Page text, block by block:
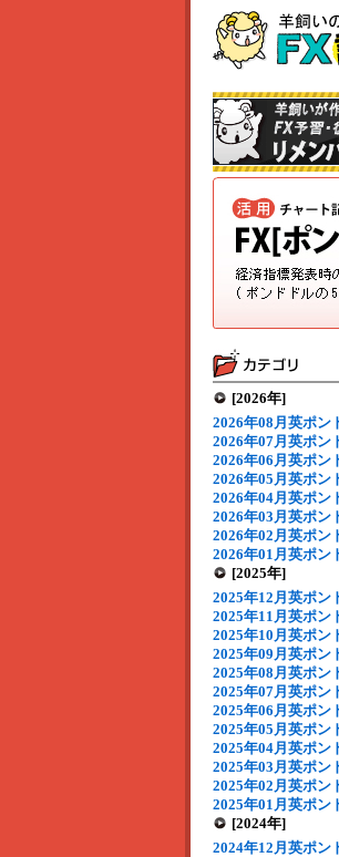
[2026年]
2026年08月英ポン
2026年07月英ポン
2026年06月英ポン
2026年05月英ポン
2026年04月英ポン
2026年03月英ポン
2026年02月英ポン
2026年01月英ポン
[2025年]
2025年12月英ポン
2025年11月英ポン
2025年10月英ポン
2025年09月英ポン
2025年08月英ポン
2025年07月英ポン
2025年06月英ポン
2025年05月英ポン
2025年04月英ポン
2025年03月英ポン
2025年02月英ポン
2025年01月英ポン
[2024年]
2024年12月英ポン